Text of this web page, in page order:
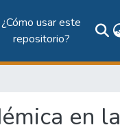
¿Cómo usar este
repositorio?
en la